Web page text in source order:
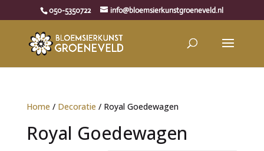
050-5350722 info@bloemsierkunstgroeneveld.nl
Home / Decoratie / Royal Goedewagen
Royal Goedewagen